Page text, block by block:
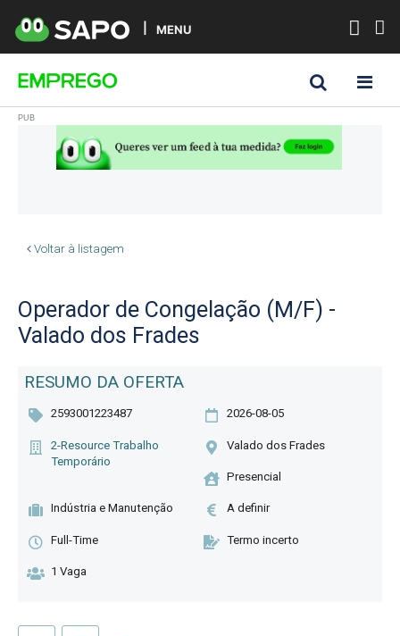
MENU
Voltar à listagem
Operador de Congelação (M/F) -
Valado dos Frades
RESUMO DA OFERTA
2593001223487 2026-08-05
2-Resource Trabalho
Temporário
Valado dos Frades
Presencial
Indústria e Manutenção A definir
Full-Time Termo incerto
1 Vaga